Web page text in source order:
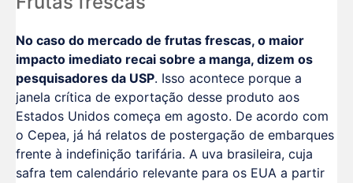
No caso do mercado de frutas frescas, o maior
impacto imediato recai sobre a manga, dizem os
pesquisadores da USP. Isso acontece porque a
janela crítica de exportação desse produto aos
Estados Unidos começa em agosto. De acordo com
o Cepea, já há relatos de postergação de embarques
frente à indefinição tarifária. A uva brasileira, cuja
safra tem calendário relevante para os EUA a partir